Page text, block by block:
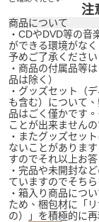
注
商品について
・CDやDVD等の音
ができる環境がな
予めご了承ください
・商品の付属品等
品は除く）
・グッズセット（
も含む）について
品はごく僅かです
ことが出来ません
・またグッズセッ
ないことがありま
すのでそれ以上お
・完品や未開封な
ていますのでそち
・箱入り商品につ
ため、梱包材に「
の）」を積極的に